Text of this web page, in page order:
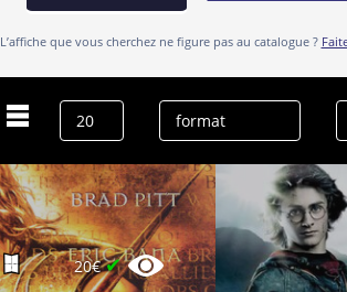
L’affiche que vous cherchez ne figure pas au catalogue ?
Brendan
effacer
20€✔